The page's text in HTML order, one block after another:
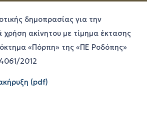
δημοπρασίας για την
ακίνητου με τίμημα έκτασης
«Πόρπη» της «ΠΕ Ροδόπης»
2012
(pdf)